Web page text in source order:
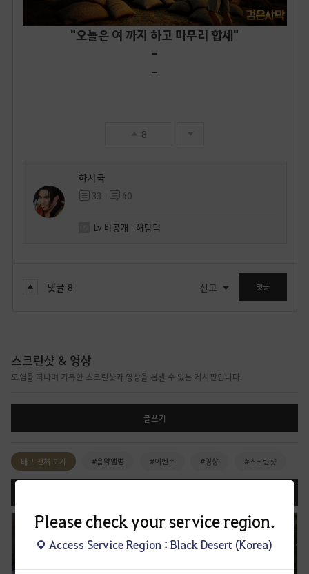
Please check your service region.
Access Service Region : Black Desert (Korea)
"오늘은 여 까지 하고 마무리 합세"
-
-
8
하서국
33 40
Lv 비공개 해담덕
댓글 8 신고 댓글
스크린샷 & 영상
모험을 떠나며 기록한 스크린샷과 영상을 뽐낼 수 있는 게시판입니다.
글쓰기
태그 전체 보기 #음악앨범 #이벤트 #영상 #스크린샷